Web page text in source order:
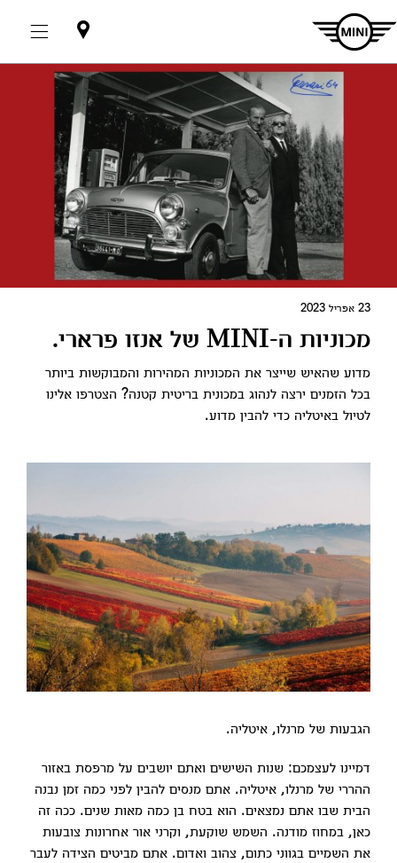
אולמות
תצוגה
23 אפריל 2023
מכוניות ה-MINI של אנזו פרארי.
מדוע שהאיש שייצר את המכוניות המהירות והמבוקשות ביותר
בכל הזמנים ירצה לנהוג במכונית בריטית קטנה? הצטרפו אלינו
לטיול באיטליה כדי להבין מדוע.
הגבעות של מרנלו, איטליה.
דמיינו לעצמכם: שנות השישים ואתם יושבים על מרפסת באזור
ההררי של מרנלו, איטליה. אתם מנסים להבין לפני כמה זמן נבנה
הבית שבו אתם נמצאים. הוא בטח בן כמה מאות שנים. ככה זה
כאן, במחוז מודנה. השמש שוקעת, וקרני אור אחרונות צובעות
את השמיים בגווני כתום, צהוב ואדום. אתם מביטים הצידה לעבר